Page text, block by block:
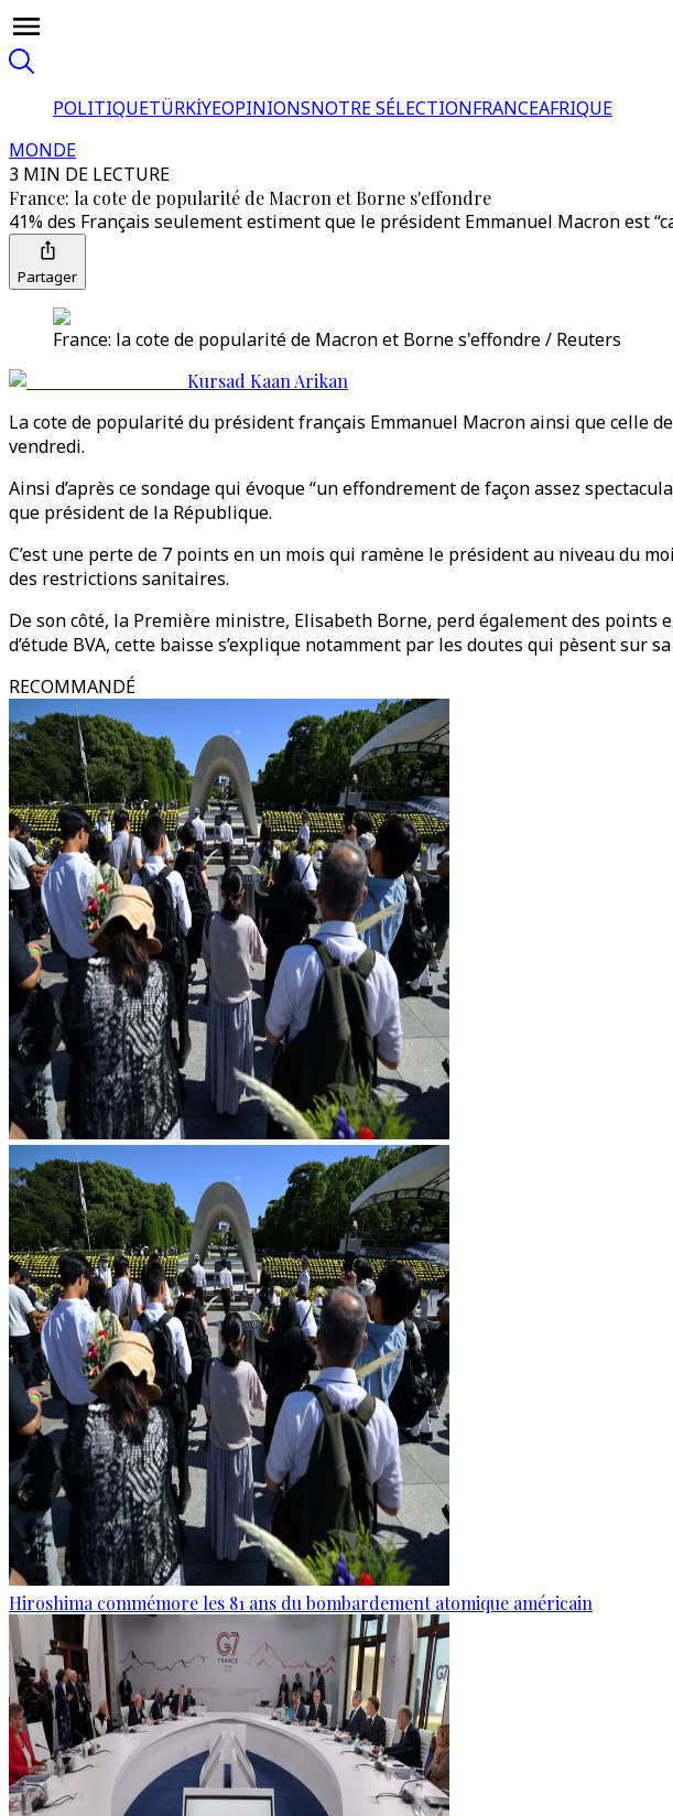
POLITIQUETÜRKİYEOPINIONSNOTRE SÉLECTIONFRANCEAFRIQUE
MONDE
3 MIN DE LECTURE
France: la cote de popularité de Macron et Borne s'effondre
41% des Français seulement estiment que le président Emmanuel Macron est
Partager
France: la cote de popularité de Macron et Borne s'effondre / Reuters
Kursad Kaan Arikan
La cote de popularité du président français Emmanuel Macron ainsi que celle
vendredi.
Ainsi d’après ce sondage qui évoque “un effondrement de façon assez
que président de la République.
C’est une perte de 7 points en un mois qui ramène le président au niveau du
des restrictions sanitaires.
De son côté, la Première ministre, Elisabeth Borne, perd également des
d’étude BVA, cette baisse s’explique notamment par les doutes qui pèsent sur
RECOMMANDÉ
Hiroshima commémore les 81 ans du bombardement atomique américain